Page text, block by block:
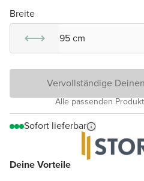
Deine Vorteile
Breite
95 cm
Vervollständige
Alle passenden
Sofort lieferbar